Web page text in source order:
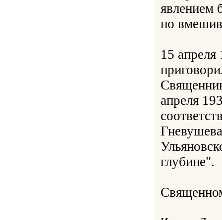
явлением
но
15
апреля
глубине".